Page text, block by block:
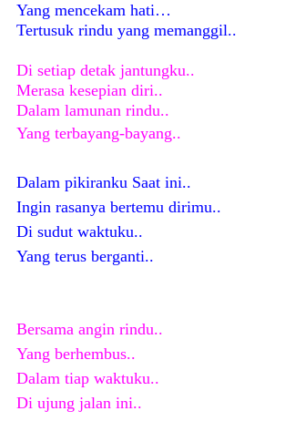
Yang mencekam hati…
Tertusuk rindu yang memanggil..
Di setiap detak jantungku..
Merasa kesepian diri..
Dalam lamunan rindu..
Yang terbayang-bayang..
Dalam pikiranku Saat ini..
Ingin rasanya bertemu dirimu..
Di sudut waktuku..
Yang terus berganti..
Bersama angin rindu..
Yang berhembus..
Dalam tiap waktuku..
Di ujung jalan ini..